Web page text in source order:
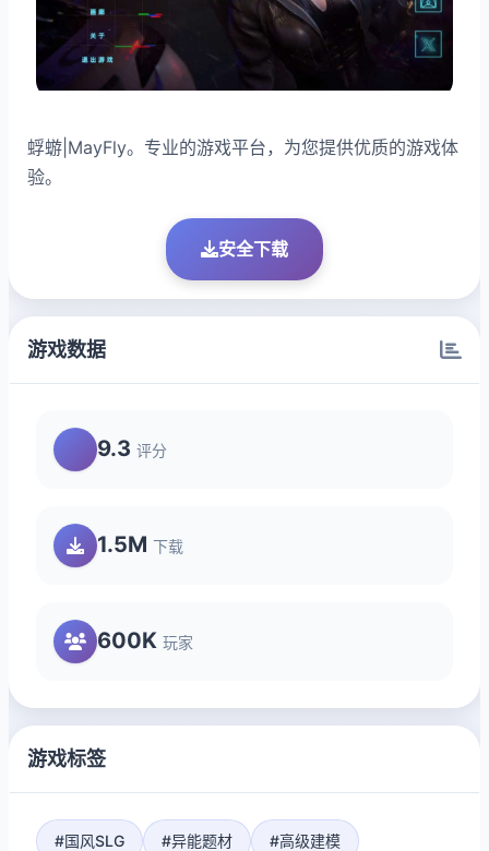
蜉蝣|MayFly。专业的游戏平台，为您提供优质的游戏体
验。
安全下载
游戏数据
9.3 评分
1.5M 下载
600K 玩家
游戏标签
#国风SLG #异能题材 #高级建模